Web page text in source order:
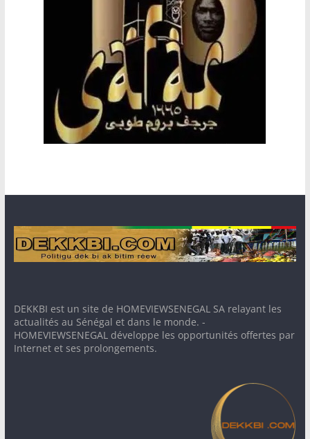
DEKKBI est un site de HOMEVIEWSENEGAL SA relayant les
actualités au Sénégal et dans le monde. -
HOMEVIEWSENEGAL développe les opportunités offertes par
Internet et ses prolongements.